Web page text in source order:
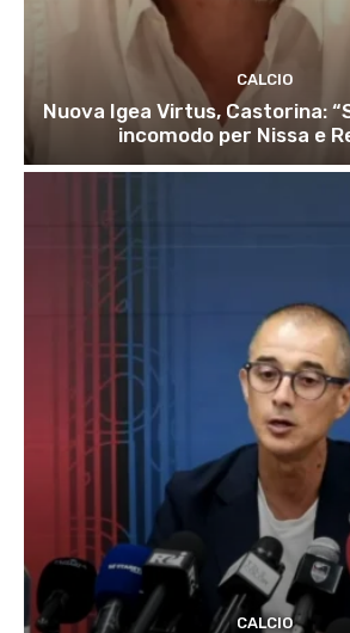
CALCIO
Nuova Igea Virtus, Castorina:
incomodo per Nissa e
CALCIO